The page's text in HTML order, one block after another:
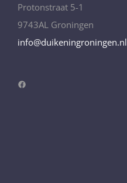
Protonstraat 5-1
9743AL Groningen
info@duikeningroningen.nl